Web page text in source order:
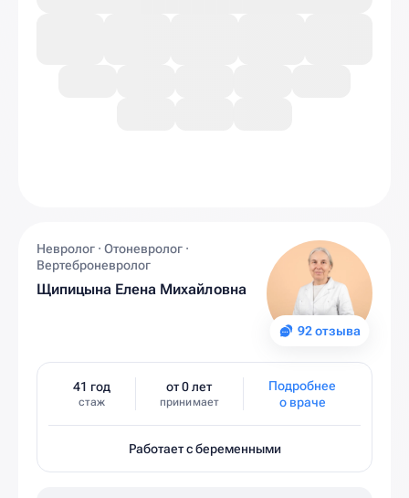
92 отзыва
Невролог · Отоневролог ·
Вертеброневролог
Щипицына Елена Михайловна
41 год
стаж
от 0 лет
принимает
Подробнее
о враче
Работает с беременными